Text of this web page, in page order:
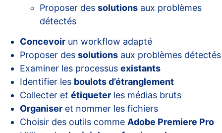
Proposer des solutions aux problèmes
détectés
Concevoir un workflow adapté
Proposer des solutions aux problèmes détectés
Examiner les processus existants
Identifier les boulots d’étranglement
Collecter et étiqueter les médias bruts
Organiser et nommer les fichiers
Choisir des outils comme Adobe Premiere Pro